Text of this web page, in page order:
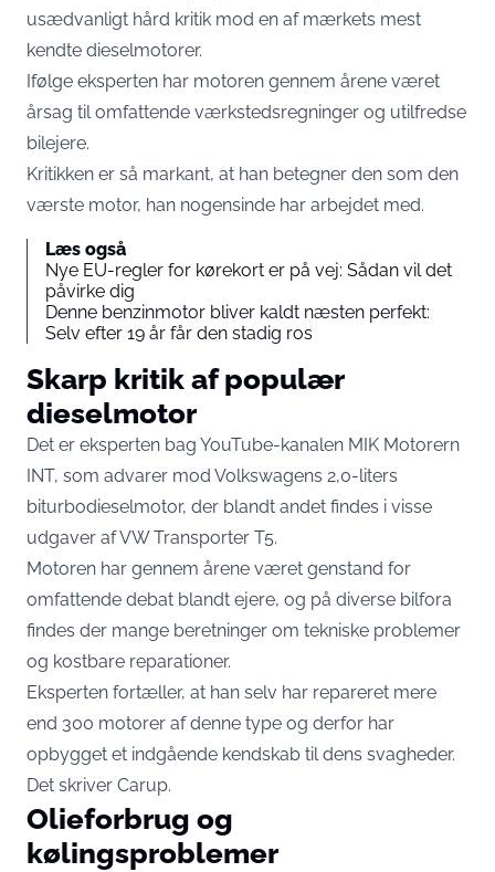
usædvanligt hård kritik mod en af mærkets mest
kendte dieselmotorer.
Ifølge eksperten har motoren gennem årene været
årsag til omfattende værkstedsregninger og utilfredse
bilejere.
Kritikken er så markant, at han betegner den som den
værste motor, han nogensinde har arbejdet med.
Læs også
Nye EU-regler for kørekort er på vej: Sådan vil det
påvirke dig
Denne benzinmotor bliver kaldt næsten perfekt:
Selv efter 19 år får den stadig ros
Skarp kritik af populær
dieselmotor
Det er eksperten bag YouTube-kanalen MIK Motorern
INT, som advarer mod Volkswagens 2,0-liters
biturbodieselmotor, der blandt andet findes i visse
udgaver af VW Transporter T5.
Motoren har gennem årene været genstand for
omfattende debat blandt ejere, og på diverse bilfora
findes der mange beretninger om tekniske problemer
og kostbare reparationer.
Eksperten fortæller, at han selv har repareret mere
end 300 motorer af denne type og derfor har
opbygget et indgående kendskab til dens svagheder.
Det skriver Carup.
Olieforbrug og
kølingsproblemer